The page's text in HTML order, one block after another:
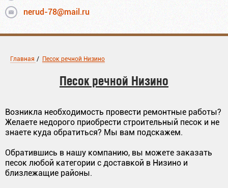
nerud-78@mail.ru
Главная / Песок речной Низино
Песок речной Низино
Возникла необходимость провести ремонтные работы?
Желаете недорого приобрести строительный песок и не
знаете куда обратиться? Мы вам подскажем.
Обратившись в нашу компанию, вы можете заказать
песок любой категории с доставкой в Низино и
близлежащие районы.